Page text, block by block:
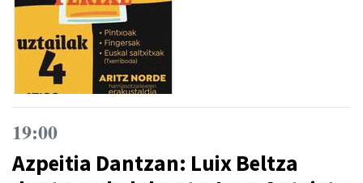
19:00
Azpeitia Dantzan: Luix Beltza